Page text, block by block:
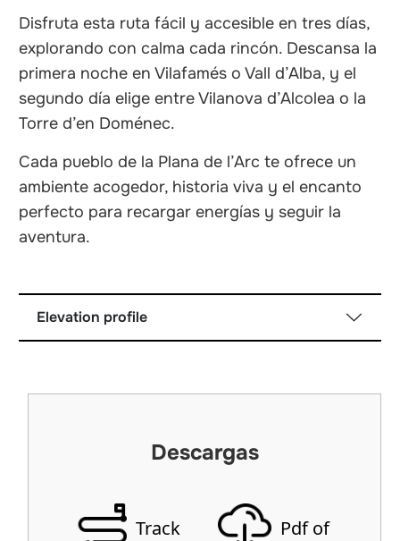
Disfruta esta ruta fácil y accesible en tres días,
explorando con calma cada rincón. Descansa la
primera noche en Vilafamés o Vall d’Alba, y el
segundo día elige entre Vilanova d’Alcolea o la
Torre d’en Doménec.
Cada pueblo de la Plana de l’Arc te ofrece un
ambiente acogedor, historia viva y el encanto
perfecto para recargar energías y seguir la
aventura.
Elevation profile
Descargas
Track
Pdf of